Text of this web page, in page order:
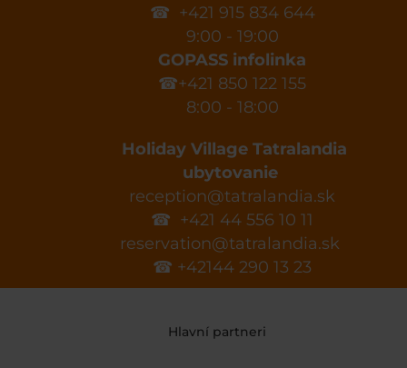
☎ +421 915 834 644
9:00 - 19:00
GOPASS infolinka
☎+421 850 122 155
8:00 - 18:00
Holiday Village Tatralandia
ubytovanie
reception@tatralandia.sk
☎ +421 44 556 10 11
reservation@tatralandia.sk
☎ +42144 290 13 23
Hlavní partneri